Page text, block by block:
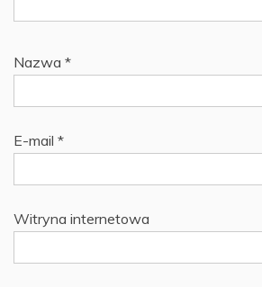
Nazwa *
E-mail *
Witryna internetowa